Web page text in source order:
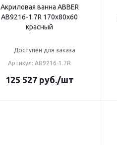
Акриловая ванна ABBER
AB9216-1.7R 170х80х60
красный
Доступен для заказа
Артикул: AB9216-1.7R
125 527руб./шт